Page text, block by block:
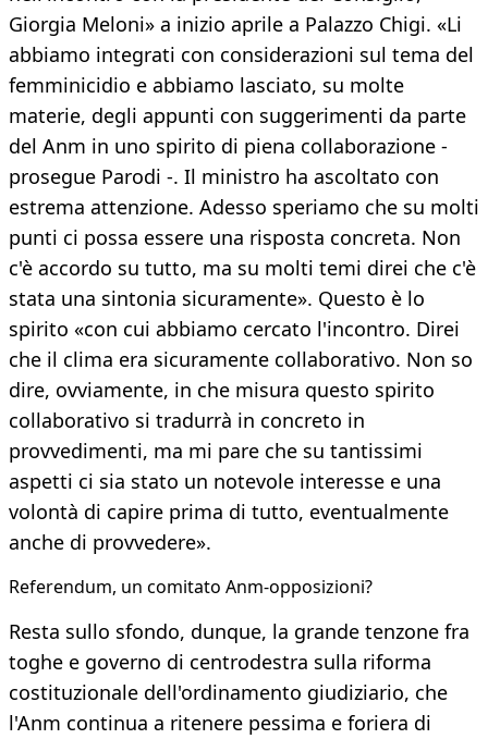
Giorgia Meloni» a inizio aprile a Palazzo Chigi. «Li
abbiamo integrati con considerazioni sul tema del
femminicidio e abbiamo lasciato, su molte
materie, degli appunti con suggerimenti da parte
del Anm in uno spirito di piena collaborazione -
prosegue Parodi -. Il ministro ha ascoltato con
estrema attenzione. Adesso speriamo che su molti
punti ci possa essere una risposta concreta. Non
c'è accordo su tutto, ma su molti temi direi che c'è
stata una sintonia sicuramente». Questo è lo
spirito «con cui abbiamo cercato l'incontro. Direi
che il clima era sicuramente collaborativo. Non so
dire, ovviamente, in che misura questo spirito
collaborativo si tradurrà in concreto in
provvedimenti, ma mi pare che su tantissimi
aspetti ci sia stato un notevole interesse e una
volontà di capire prima di tutto, eventualmente
anche di provvedere».
​Referendum, un comitato Anm-opposizioni?
Resta sullo sfondo, dunque, la grande tenzone fra
toghe e governo di centrodestra sulla riforma
costituzionale dell'ordinamento giudiziario, che
l'Anm continua a ritenere pessima e foriera di